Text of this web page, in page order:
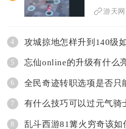
游天网
4 攻城掠地怎样升到140级
5 忘仙online的升级有什么
6 全民奇迹转职选项是否只
7 有什么技巧可以过元气骑
8 乱斗西游81篝火穷奇该如